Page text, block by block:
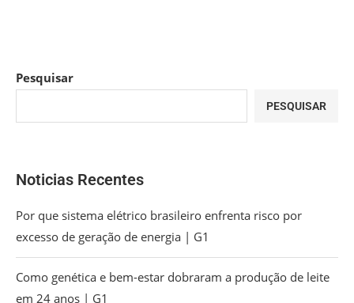
Pesquisar
PESQUISAR
Noticias Recentes
Por que sistema elétrico brasileiro enfrenta risco por
excesso de geração de energia | G1
Como genética e bem-estar dobraram a produção de leite
em 24 anos | G1